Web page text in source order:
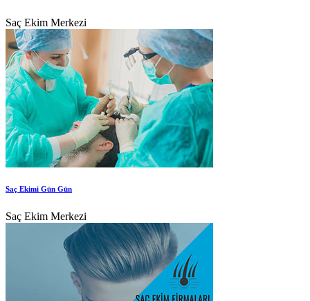
Saç Ekim Merkezi
Saç Ekimi Gün Gün
Saç Ekim Merkezi